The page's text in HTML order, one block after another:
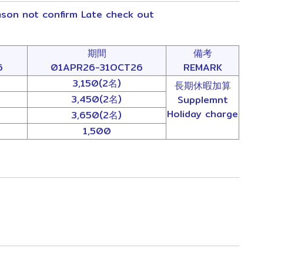
not confirm Late check out
期間
01APR26-31OCT26
備考
REMARK
3,150(2名)
長期休暇加算
Supplemnt
Holiday charge
3,450(2名)
3,650(2名)
1,500